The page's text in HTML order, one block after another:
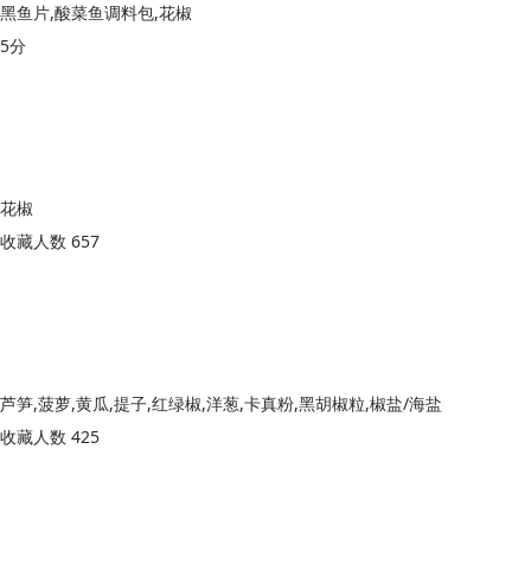
黑鱼片,酸菜鱼调料包,花椒
5分
花椒
收藏人数 657
芦笋,菠萝,黄瓜,提子,红绿椒,洋葱,卡真粉,黑胡椒粒,椒盐/海盐
收藏人数 425